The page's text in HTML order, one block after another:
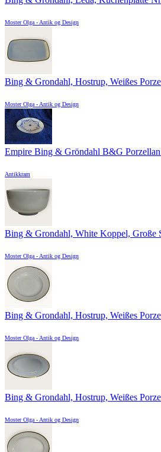
Moster Olga - Antik og Design
Bing & Grondahl, Hostrup, Weißes
Moster Olga - Antik og Design
Empire Bing & Gröndahl B&G Porzellan
Antikkram
Bing & Grondahl, White Koppel, Große
Moster Olga - Antik og Design
Bing & Grondahl, Hostrup, Weißes
Moster Olga - Antik og Design
Bing & Grondahl, Hostrup, Weißes
Moster Olga - Antik og Design